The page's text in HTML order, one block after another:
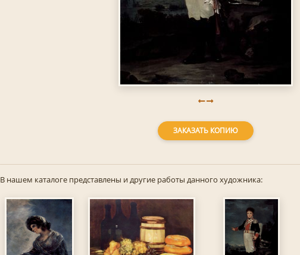
ЗАКАЗАТЬ КОПИЮ
В нашем каталоге представлены и другие работы данного художника: